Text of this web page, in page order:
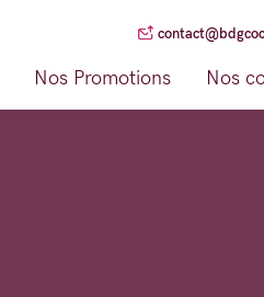
Nos Promotions Nos